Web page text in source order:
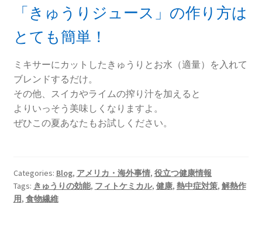
「きゅうりジュース」の作り方は
とても簡単！
ミキサーにカットしたきゅうりとお水（適量）を入れて
ブレンドするだけ。
その他、スイカやライムの搾り汁を加えると
よりいっそう美味しくなりますよ。
ぜひこの夏あなたもお試しください。
Categories: Blog, アメリカ・海外事情, 役立つ健康情報
Tags: きゅうりの効能, フィトケミカル, 健康, 熱中症対策, 解熱作
用, 食物繊維